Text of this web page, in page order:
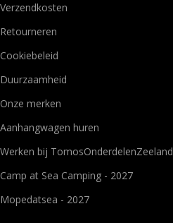
Verzendkosten
Retourneren
Cookiebeleid
Duurzaamheid
Onze merken
Aanhangwagen huren
Werken bij TomosOnderdelenZeeland
Camp at Sea Camping - 2027
Mopedatsea - 2027